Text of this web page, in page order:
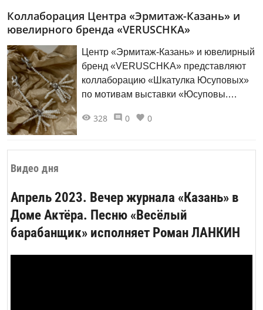
Видео дня
Апрель 2023. Вечер журнала «Казань» в
Доме Актёра. Песню «Весёлый
барабанщик» исполняет Роман ЛАНКИН
Коллаборация Центра «Эрмитаж-Казань» и
ювелирного бренда «VERUSCHKA»
Центр «Эрмитаж-Казань» и ювелирный
бренд «VERUSCHKA» представляют
коллаборацию «Шкатулка Юсуповых»
по мотивам выставки «Юсуповы.
328 0 0